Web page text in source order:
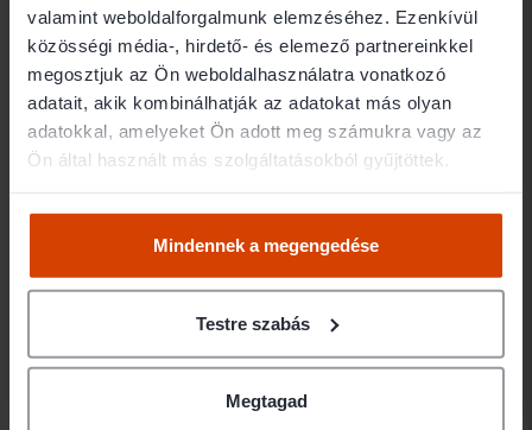
valamint weboldalforgalmunk elemzéséhez. Ezenkívül
közösségi média-, hirdető- és elemező partnereinkkel
megosztjuk az Ön weboldalhasználatra vonatkozó
adatait, akik kombinálhatják az adatokat más olyan
adatokkal, amelyeket Ön adott meg számukra vagy az
Ön által használt más szolgáltatásokból gyűjtöttek.
Mindennek a megengedése
Testre szabás
Megtagad
1051 Budapest
Dr. Deme János
DEME ÜGYVÉDI IRODA
Dr. Demku Róbert
IRODA
4024 Debrecen